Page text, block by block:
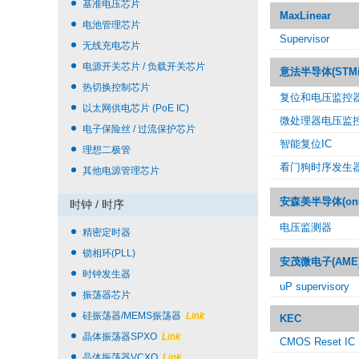
基准电压芯片
电池管理芯片
无线充电芯片
电源开关芯片 / 负载开关芯片
热切换控制芯片
以太网供电芯片 (PoE IC)
电子保险丝 / 过流保护芯片
理想二极管
其他电源管理芯片
时钟 / 时序
精密定时器
锁相环(PLL)
时钟发生器
振荡器芯片
硅振荡器/MEMS振荡器 Link
晶体振荡器SPXO Link
MaxLinear
Supervisor
意法半导体
复位和电压监控
微处理器电压监
智能复位IC
看门狗时序发生
安森美半导体
电压监测器
安茂微电子
uP supervisory
KEC
CMOS Reset IC